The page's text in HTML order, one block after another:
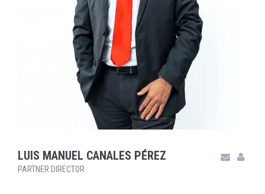
LUIS MANUEL CANALES PÉREZ
PARTNER DIRECTOR